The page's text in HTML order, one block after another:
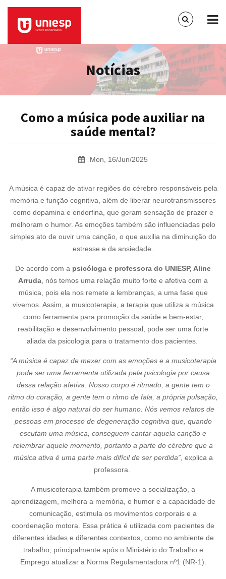
Notícias
Como a música pode auxiliar na
saúde mental?
Mon, 16/Jun/2025
A música é capaz de ativar regiões do cérebro responsáveis pela
memória e função cognitiva, além de liberar neurotransmissores
como dopamina e endorfina, que geram sensação de prazer e
melhoram o humor. As emoções também são influenciadas pelo
simples ato de ouvir uma canção, o que auxilia na diminuição do
estresse e da ansiedade.
De acordo com a psicóloga e professora do UNIESP, Aline
Arruda , nós temos uma relação muito forte e afetiva com a
música, pois ela nos remete a lembranças, a uma fase que
vivemos. Assim, a musicoterapia, a terapia que utiliza a música
como ferramenta para promoção da saúde e bem-estar,
reabilitação e desenvolvimento pessoal, pode ser uma forte
aliada da psicologia para o tratamento dos pacientes.
“A música é capaz de mexer com as emoções e a musicoterapia
pode ser uma ferramenta utilizada pela psicologia por causa
dessa relação afetiva. Nosso corpo é ritmado, a gente tem o
ritmo do coração, a gente tem o ritmo de fala, a própria pulsação,
então isso é algo natural do ser humano. Nós vemos relatos de
pessoas em processo de degeneração cognitiva que, quando
escutam uma música, conseguem cantar aquela canção e
relembrar aquele momento, portanto a parte do cérebro que a
música ativa é uma parte mais difícil de ser perdida”, explica a
professora.
A musicoterapia também promove a socialização, a
aprendizagem, melhora a memória, o humor e a capacidade de
comunicação, estimula os movimentos corporais e a
coordenação motora. Essa prática é utilizada com pacientes de
diferentes idades e diferentes contextos, como no ambiente de
trabalho, principalmente após o Ministério do Trabalho e
Emprego atualizar a Norma Regulamentadora nº1 (NR-1).